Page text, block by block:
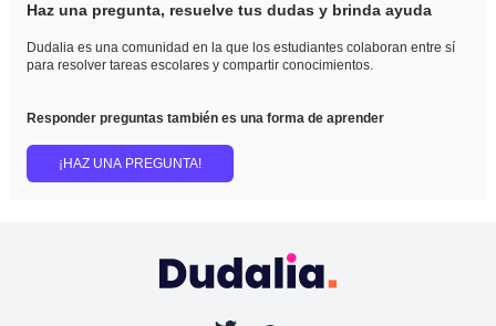
Haz una pregunta, resuelve tus dudas y brinda ayuda
Dudalia es una comunidad en la que los estudiantes colaboran entre sí
para resolver tareas escolares y compartir conocimientos.
Responder preguntas también es una forma de aprender
¡HAZ UNA PREGUNTA!